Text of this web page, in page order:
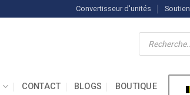
Convertisseur d'unités Soutien
Recherche
CONTACT BLOGS BOUTIQUE